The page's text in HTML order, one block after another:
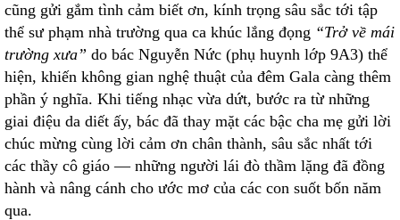
cũng gửi gắm tình cảm biết ơn, kính trọng sâu sắc tới tập
thể sư phạm nhà trường qua ca khúc lắng đọng “Trở về mái
trường xưa” do bác Nguyễn Nức (phụ huynh lớp 9A3) thể
hiện, khiến không gian nghệ thuật của đêm Gala càng thêm
phần ý nghĩa. Khi tiếng nhạc vừa dứt, bước ra từ những
giai điệu da diết ấy, bác đã thay mặt các bậc cha mẹ gửi lời
chúc mừng cùng lời cảm ơn chân thành, sâu sắc nhất tới
các thầy cô giáo — những người lái đò thầm lặng đã đồng
hành và nâng cánh cho ước mơ của các con suốt bốn năm
qua.